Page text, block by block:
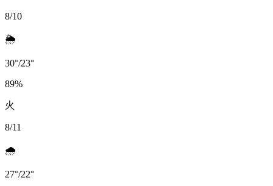
8/10
🌦️
30°/23°
89%
火
8/11
🌧️
27°/22°